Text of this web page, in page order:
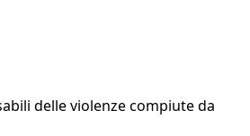
delle violenze compiute da